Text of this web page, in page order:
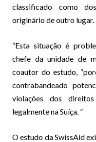
classificado como
originário de outro lugar.
“Esta situação é
chefe da unidade de
coautor do estudo,
contrabandeado
violações dos
legalmente na Suíça. ”
O estudo da SwissAid